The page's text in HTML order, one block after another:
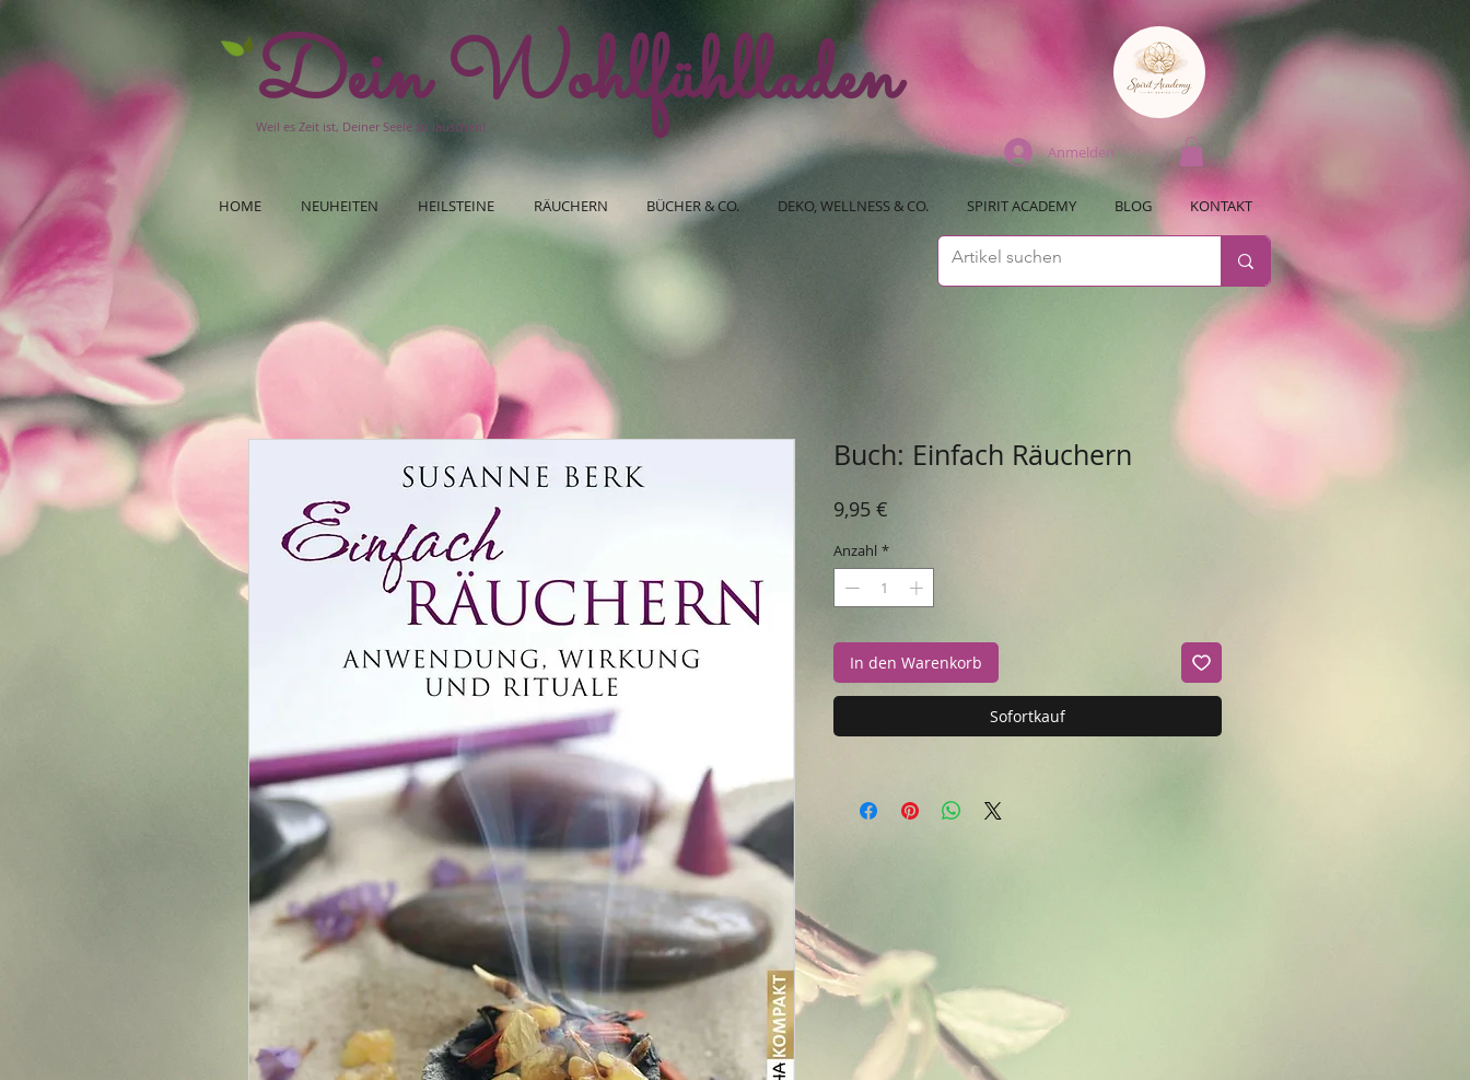
Dein Wohlfühlladen
Weil es Zeit ist, Deiner Seele zu lauschen!
Anmelden
HOME NEUHEITEN HEILSTEINE RÄUCHERN BÜCHER & CO. DEKO, WELLNESS & CO. SPIRIT ACADEMY BLOG KONTAKT
Buch: Einfach Räuchern
9,95 €
Anzahl *
In den Warenkorb
Sofortkauf